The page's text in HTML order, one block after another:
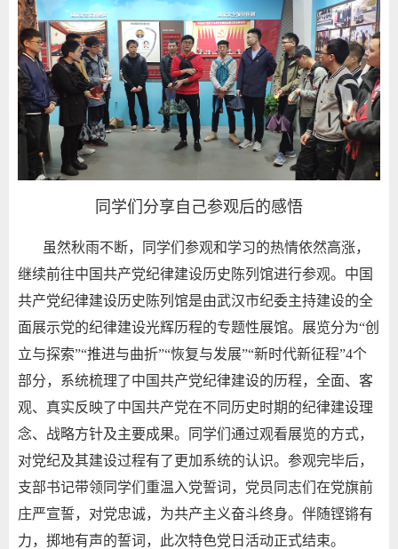
同学们分享自己参观后的感悟
虽然秋雨不断，同学们参观和学习的热情依然高涨，
继续前往中国共产党纪律建设历史陈列馆进行参观。中国
共产党纪律建设历史陈列馆是由武汉市纪委主持建设的全
面展示党的纪律建设光辉历程的专题性展馆。展览分为“创
立与探索”“推进与曲折”“恢复与发展”“新时代新征程”4个
部分，系统梳理了中国共产党纪律建设的历程，全面、客
观、真实反映了中国共产党在不同历史时期的纪律建设理
念、战略方针及主要成果。同学们通过观看展览的方式，
对党纪及其建设过程有了更加系统的认识。参观完毕后，
支部书记带领同学们重温入党誓词，党员同志们在党旗前
庄严宣誓，对党忠诚，为共产主义奋斗终身。伴随铿锵有
力，掷地有声的誓词，此次特色党日活动正式结束。